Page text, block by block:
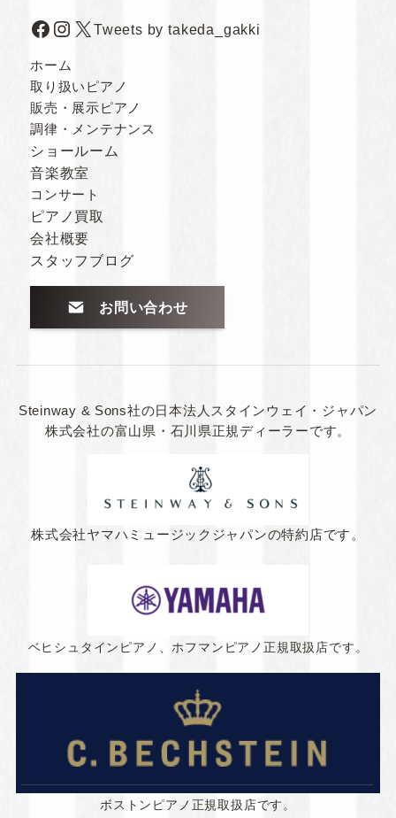
Tweets by takeda_gakki
Facebook Instagram X
ホーム
取り扱いピアノ
販売・展示ピアノ
調律・メンテナンス
ショールーム
音楽教室
コンサート
ピアノ買取
会社概要
スタッフブログ
お問い合わせ
Steinway & Sons社の日本法人スタインウェイ・ジャパン
株式会社の富山県・石川県正規ディーラーです。
株式会社ヤマハミュージックジャパンの特約店です。
ベヒシュタインピアノ、ホフマンピアノ正規取扱店です。
ボストンピアノ正規取扱店です。